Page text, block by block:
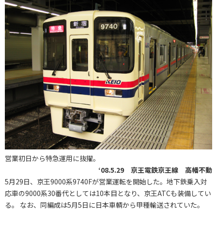
営業初日から特急運用に抜擢。
‘08.5.29 京王電鉄京王線 高幡不動
5月29日、京王9000系9740Fが営業運転を開始した。地下鉄乗入対
応車の9000系30番代としては10本目となり、京王ATCも装備してい
る。 なお、同編成は5月5日に日本車輌から甲種輸送されていた。